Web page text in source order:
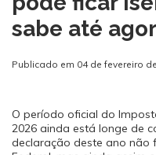
sabe até
Publicado em 04 de fevereiro
O período oficial do
2026 ainda está longe de
declaração deste ano não